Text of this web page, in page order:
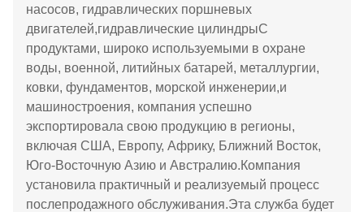
насосов, гидравлических поршневых
двигателей,гидравлические цилиндрыС
продуктами, широко используемыми в охране
воды, военной, литийных батарей, металлургии,
ковки, фундаментов, морской инженерии,и
машиностроения, компания успешно
экспортировала свою продукцию в регионы,
включая США, Европу, Африку, Ближний Восток,
Юго-Восточную Азию и Австралию.Компания
установила практичный и реализуемый процесс
послепродажного обслуживания.Эта служба будет